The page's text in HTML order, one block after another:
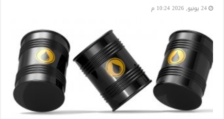
24 يونيو, 2026 10:24 م